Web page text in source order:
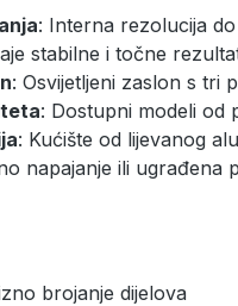
: Interna rezolucija do
stabilne i točne
: Osvijetljeni zaslon s tri
: Dostupni modeli od
: Kućište od lijevanog
napajanje ili ugrađena
brojanje dijelova